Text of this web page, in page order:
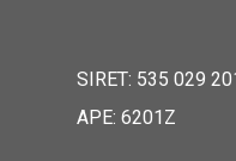
SIRET: 535 029
APE: 6201Z